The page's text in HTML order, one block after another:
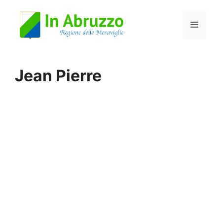
Menu
Jean Pierre